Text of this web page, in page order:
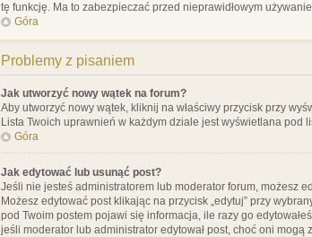
tę funkcję. Ma to zabezpieczać przed nieprawidłowym
Góra
Problemy z pisaniem
Jak utworzyć nowy wątek na forum?
Aby utworzyć nowy wątek, kliknij na właściwy przycisk przy
Lista Twoich uprawnień w każdym dziale jest wyświetlana pod
Góra
Jak edytować lub usunąć post?
Jeśli nie jesteś administratorem lub moderator forum, możesz
Możesz edytować post klikając na przycisk „edytuj” przy
pod Twoim postem pojawi się informacja, ile razy go
jeśli moderator lub administrator edytował post, choć oni